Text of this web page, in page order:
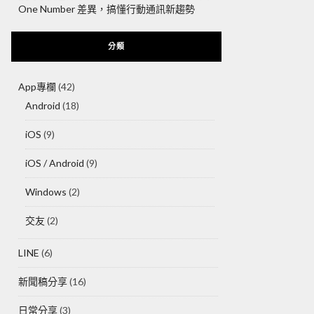
One Number 差異，搞懂行動通訊新趨勢
分類
App專欄 (42)
Android (18)
iOS (9)
iOS / Android (9)
Windows (2)
交友 (2)
LINE (6)
新聞稿分享(16)
日常分享(3)